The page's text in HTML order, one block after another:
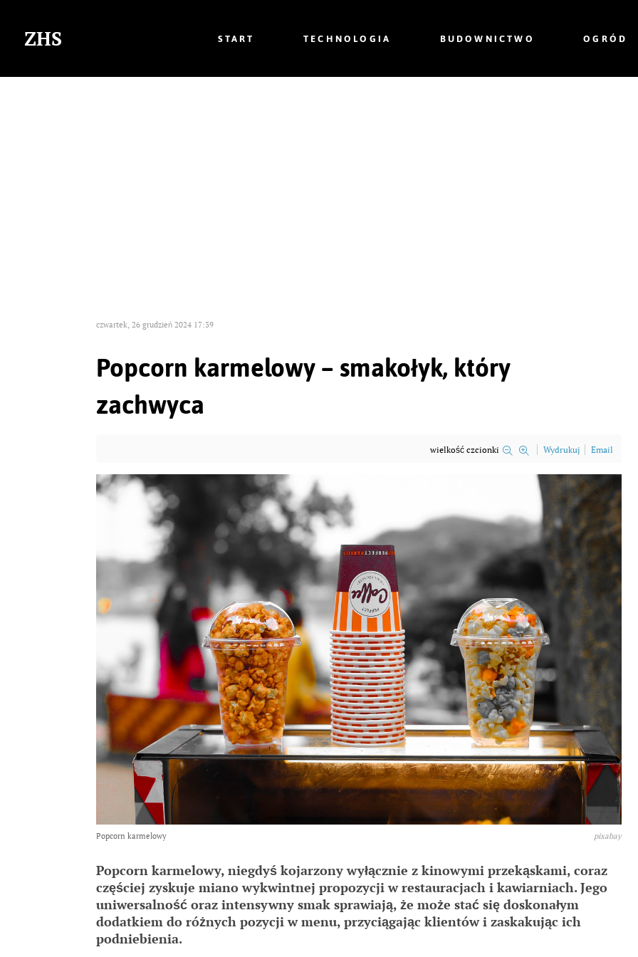
ZHS START TECHNOLOGIA BUDOWNICTWO OGRÓD
czwartek, 26 grudzień 2024 17:39
Popcorn karmelowy – smakołyk, który
zachwyca
wielkość czcionki Wydrukuj Email
Popcorn karmelowy pixabay
Popcorn karmelowy, niegdyś kojarzony wyłącznie z kinowymi przekąskami, coraz
częściej zyskuje miano wykwintnej propozycji w restauracjach i kawiarniach. Jego
uniwersalność oraz intensywny smak sprawiają, że może stać się doskonałym
dodatkiem do różnych pozycji w menu, przyciągając klientów i zaskakując ich
podniebienia.